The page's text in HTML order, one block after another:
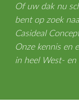
Of uw dak nu
bent op zoek
Casideal
Onze kennis en
in heel West-